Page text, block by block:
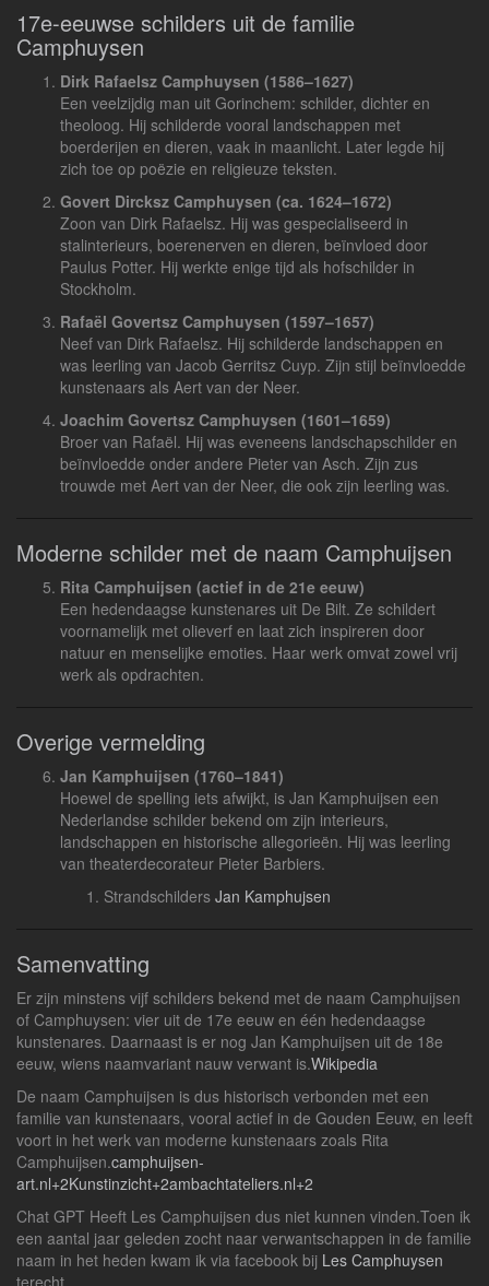
17e-eeuwse schilders uit de familie
Camphuysen
Dirk Rafaelsz Camphuysen (1586–1627)
Een veelzijdig man uit Gorinchem: schilder, dichter en
theoloog. Hij schilderde vooral landschappen met
boerderijen en dieren, vaak in maanlicht. Later legde hij
zich toe op poëzie en religieuze teksten.
Govert Dircksz Camphuysen (ca. 1624–1672)
Zoon van Dirk Rafaelsz. Hij was gespecialiseerd in
stalinterieurs, boerenerven en dieren, beïnvloed door
Paulus Potter. Hij werkte enige tijd als hofschilder in
Stockholm.
Rafaël Govertsz Camphuysen (1597–1657)
Neef van Dirk Rafaelsz. Hij schilderde landschappen en
was leerling van Jacob Gerritsz Cuyp. Zijn stijl beïnvloedde
kunstenaars als Aert van der Neer.
Joachim Govertsz Camphuysen (1601–1659)
Broer van Rafaël. Hij was eveneens landschapschilder en
beïnvloedde onder andere Pieter van Asch. Zijn zus
trouwde met Aert van der Neer, die ook zijn leerling was.
Moderne schilder met de naam Camphuijsen
Rita Camphuijsen (actief in de 21e eeuw)
Een hedendaagse kunstenares uit De Bilt. Ze schildert
voornamelijk met olieverf en laat zich inspireren door
natuur en menselijke emoties. Haar werk omvat zowel vrij
werk als opdrachten.
Overige vermelding
Jan Kamphuijsen (1760–1841)
Hoewel de spelling iets afwijkt, is Jan Kamphuijsen een
Nederlandse schilder bekend om zijn interieurs,
landschappen en historische allegorieën. Hij was leerling
van theaterdecorateur Pieter Barbiers.
Strandschilders Jan Kamphujsen
Samenvatting
Er zijn minstens vijf schilders bekend met de naam Camphuijsen
of Camphuysen: vier uit de 17e eeuw en één hedendaagse
kunstenares. Daarnaast is er nog Jan Kamphuijsen uit de 18e
eeuw, wiens naamvariant nauw verwant is.Wikipedia
De naam Camphuijsen is dus historisch verbonden met een
familie van kunstenaars, vooral actief in de Gouden Eeuw, en leeft
voort in het werk van moderne kunstenaars zoals Rita
Camphuijsen.camphuijsen-
art.nl+2Kunstinzicht+2ambachtateliers.nl+2
Chat GPT Heeft Les Camphuijsen dus niet kunnen vinden.Toen ik
een aantal jaar geleden zocht naar verwantschappen in de familie
naam in het heden kwam ik via facebook bij Les Camphuysen
terecht.